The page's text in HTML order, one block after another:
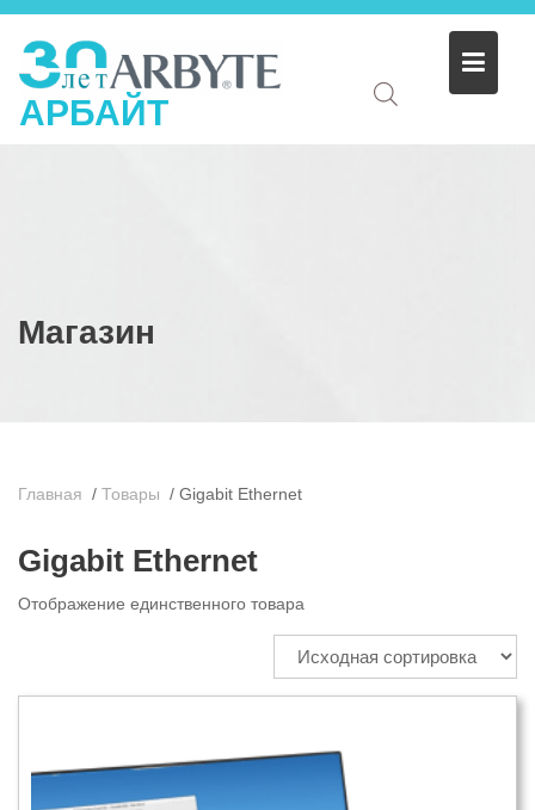
АРБАЙТ
Магазин
Главная / Товары / Gigabit Ethernet
Gigabit Ethernet
Отображение единственного товара